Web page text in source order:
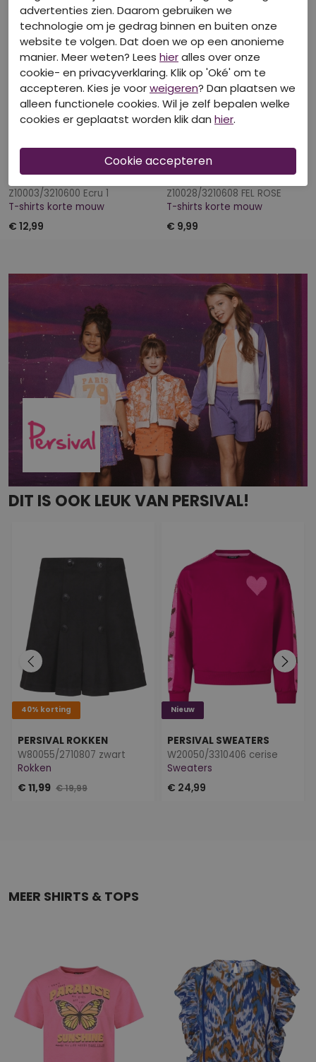
40-50-60% korting
PERSIVAL
Z10003/3210600 Ecru 1
T-shirts korte mouw
€ 12,99
40-50-60% korting
PERSIVAL
Z10028/3210608 FEL ROSE
T-shirts korte mouw
€ 9,99
DIT IS OOK LEUK VAN PERSIVAL!
40% korting
PERSIVAL ROKKEN
W80055/2710807 zwart
Rokken
€ 11,99 € 19,99
Nieuw
PERSIVAL SWEATERS
W20050/3310406 cerise
Sweaters
€ 24,99
MEER SHIRTS & TOPS
advertenties zien. Daarom gebruiken we
technologie om je gedrag binnen en buiten onze
website te volgen. Dat doen we op een anonieme
manier. Meer weten? Lees hieralles over onze
cookie- en privacyverklaring. Klik op 'Oké' om te
accepteren. Kies je voorweigeren? Dan plaatsen we
alleen functionele cookies. Wil je zelf bepalen welke
cookies er geplaatst worden klik dan hier.